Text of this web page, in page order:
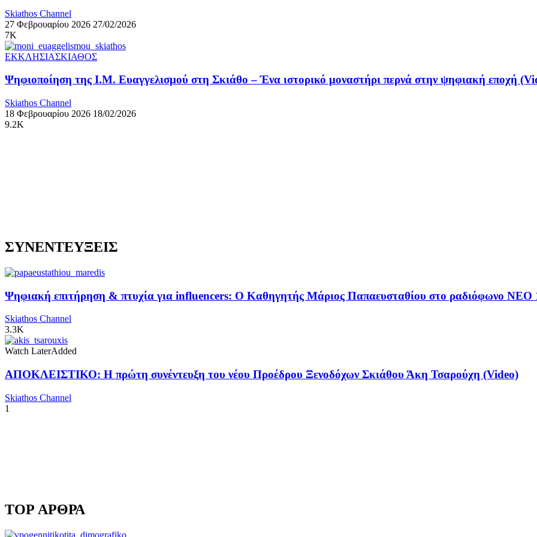
Skiathos Channel
27 Φεβρουαρίου 2026 27/02/2026
7K
ΕΚΚΛΗΣΙΑΣΚΙΑΘΟΣ
Ψηφιοποίηση της Ι.Μ. Ευαγγελισμού στη Σκιάθο – Ένα ιστορικό μοναστήρι περνά στην ψηφιακή εποχή
Skiathos Channel
18 Φεβρουαρίου 2026 18/02/2026
9.2K
ΣΥΝΕΝΤΕΥΞΕΙΣ
Ψηφιακή επιτήρηση & πτυχία για influencers: Ο Καθηγητής Μάριος Παπαευσταθίου στο ραδιόφωνο NEO
Skiathos Channel
3.3K
Watch LaterAdded
ΑΠΟΚΛΕΙΣΤΙΚΟ: Η πρώτη συνέντευξη του νέου Προέδρου Ξενοδόχων Σκιάθου Άκη Τσαρούχη (Video)
Skiathos Channel
1
TOP ΑΡΘΡΑ